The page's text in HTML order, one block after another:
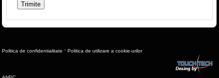
Politica de confidentialitate *Politica de utilizare a cookie-urilor